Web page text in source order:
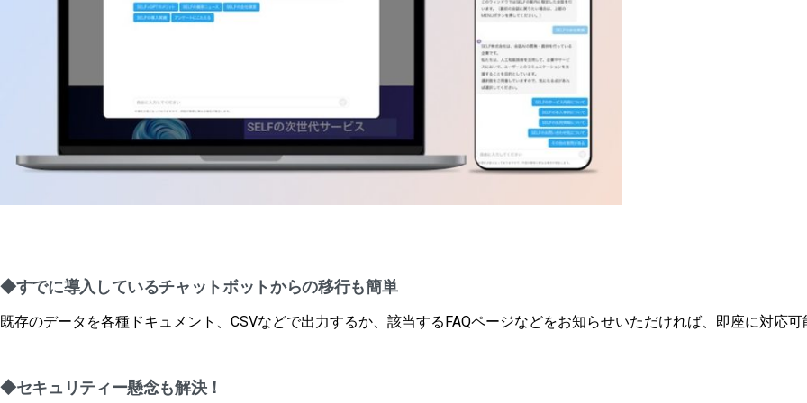
◆すでに導入しているチャットボットからの移行も簡単
既存のデータを各種ドキュメント、CSVなどで出力するか、該当するFAQページなどをお知らせいただければ、即座に対応可
◆セキュリティー懸念も解決！